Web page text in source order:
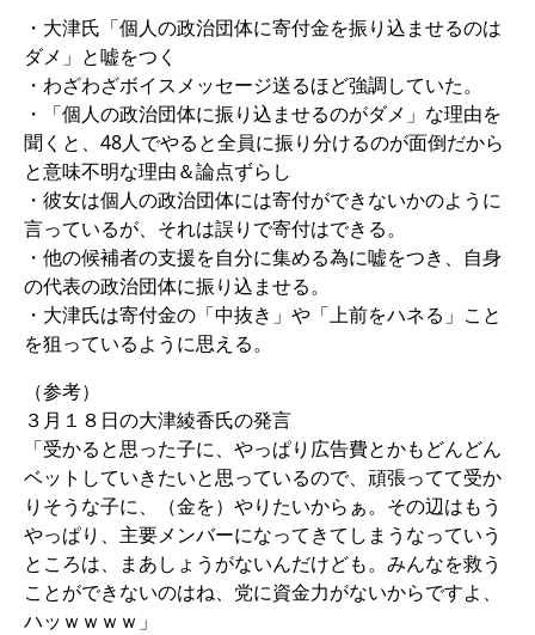
・大津氏「個人の政治団体に寄付金を振り込ませるのは
ダメ」と嘘をつく
・わざわざボイスメッセージ送るほど強調していた。
・「個人の政治団体に振り込ませるのがダメ」な理由を
聞くと、48人でやると全員に振り分けるのが面倒だから
と意味不明な理由＆論点ずらし
・彼女は個人の政治団体には寄付ができないかのように
言っているが、それは誤りで寄付はできる。
・他の候補者の支援を自分に集める為に嘘をつき、自身
の代表の政治団体に振り込ませる。
・大津氏は寄付金の「中抜き」や「上前をハネる」こと
を狙っているように思える。
（参考）
３月１８日の大津綾香氏の発言
「受かると思った子に、やっぱり広告費とかもどんどん
ベットしていきたいと思っているので、頑張ってて受か
りそうな子に、（金を）やりたいからぁ。その辺はもう
やっぱり、主要メンバーになってきてしまうなっていう
ところは、まあしょうがないんだけども。みんなを救う
ことができないのはね、党に資金力がないからですよ、
ハッｗｗｗｗ」